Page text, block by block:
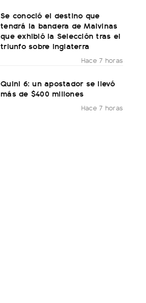
Se conoció el destino que
tendrá la bandera de Malvinas
que exhibió la Selección tras el
triunfo sobre Inglaterra
Hace 7 horas
Quini 6: un apostador se llevó
más de $400 millones
Hace 7 horas